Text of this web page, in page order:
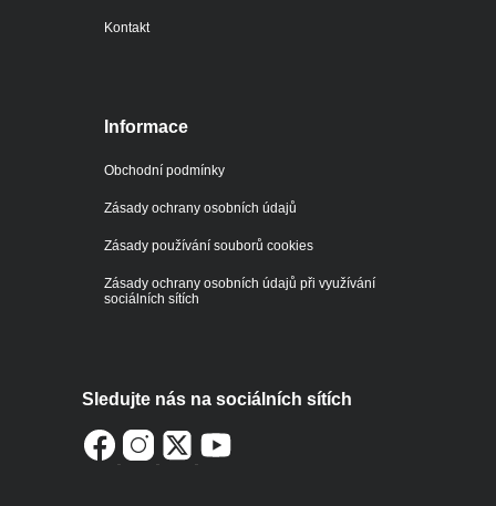
Kontakt
Informace
Obchodní podmínky
Zásady ochrany osobních údajů
Zásady používání souborů cookies
Zásady ochrany osobních údajů při využívání
sociálních sítích
Sledujte nás na sociálních sítích